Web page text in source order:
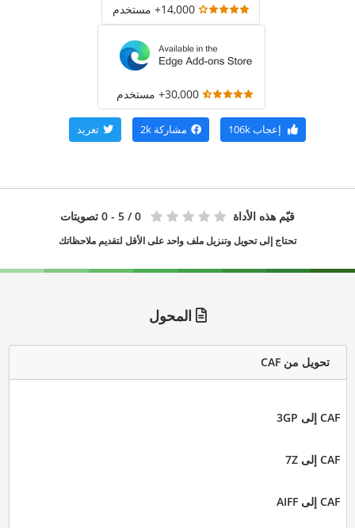
14,000+ مستخدم
30,000+ مستخدم
إعجاب106k مشاركة 2k تغريد
قيّم هذه الأداة 0 / 5 - 0 تصويتات
تحتاج إلى تحويل وتنزيل ملف واحد على الأقل لتقديم ملاحظاتك
المحول
تحويل من CAF
CAF إلى 3GP
CAF إلى 7Z
CAF إلى AIFF